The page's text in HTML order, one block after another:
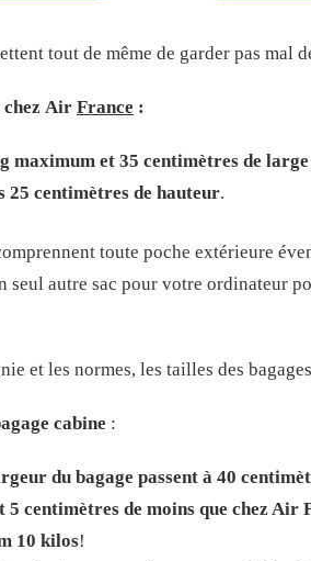
tout de même de garder pas mal
chez Air France :
maximum et 35 centimètres de
25 centimètres de hauteur.
toute poche extérieure
seul autre sac pour votre ordinateur
et les normes, les tailles des
cabine :
du bagage passent à 40
centimètres de moins que chez Air
10 kilos!